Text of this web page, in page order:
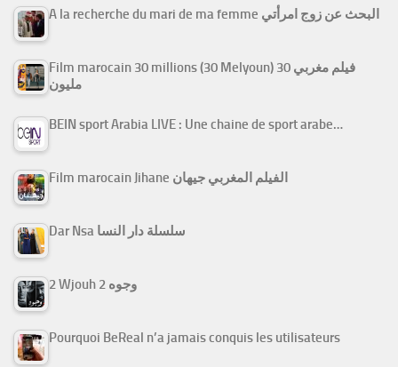
A la recherche du mari de ma femme البحث عن زوج امرأتي
Film marocain 30 millions (30 Melyoun) فيلم مغربي 30
مليون
BEIN sport Arabia LIVE : Une chaine de sport arabe…
Film marocain Jihane الفيلم المغربي جيهان
Dar Nsa سلسلة دار النسا
2 Wjouh 2 وجوه
Pourquoi BeReal n’a jamais conquis les utilisateurs